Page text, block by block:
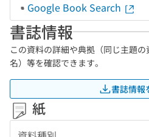
Google Book Search
書誌情報
この資料の詳細や典拠（同じ主題
名）等を確認できます。
書誌情報
紙